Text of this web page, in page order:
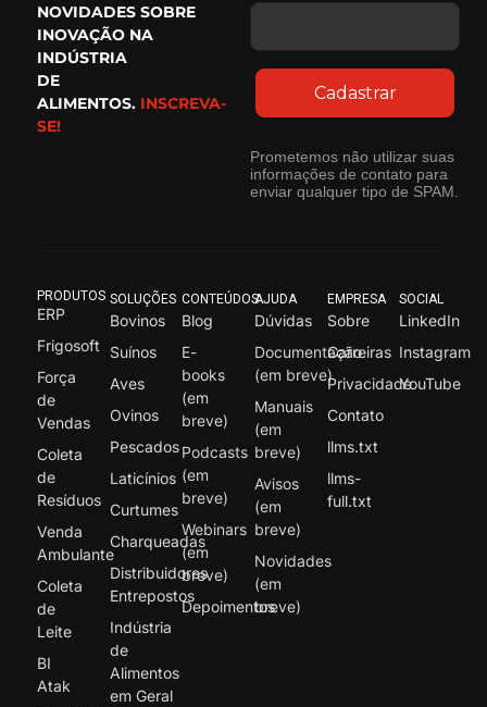
NOVIDADES SOBRE
INOVAÇÃO NA
INDÚSTRIA
DE
ALIMENTOS. INSCREVA-
SE!
Cadastrar
Prometemos não utilizar suas
informações de contato para
enviar qualquer tipo de SPAM.
PRODUTOS
ERP
Frigosoft
Força
de
Vendas
Coleta
de
Resíduos
Venda
Ambulante
Coleta
de
Leite
BI
Atak
SOLUÇÕES
Bovinos
Suínos
Aves
Ovinos
Pescados
Laticínios
Curtumes
Charqueadas
Distribuidores
Entrepostos
Indústria
de
Alimentos
em Geral
CONTEÚDOS
Blog
E-
books
(em
breve)
Podcasts
(em
breve)
Webinars
(em
breve)
Depoimentos
AJUDA
Dúvidas
Documentação
(em breve)
Manuais
(em
breve)
Avisos
(em
breve)
Novidades
(em
breve)
EMPRESA
Sobre
Carreiras
Privacidade
Contato
llms.txt
llms-
full.txt
SOCIAL
LinkedIn
Instagram
YouTube